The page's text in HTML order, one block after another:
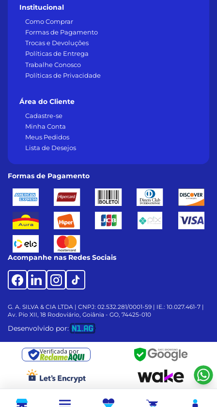
Institucional
Como Comprar
Formas de Pagamento
Trocas e Devoluções
Políticas de Entrega
Trabalhe Conosco
Políticas de Privacidade
Área do Cliente
Cadastre-se
Minha Conta
Meus Pedidos
Lista de Desejos
Formas de Pagamento
Acompanhe nas Redes Sociais
G. A. SILVA & CIA LTDA | CNPJ: 02.532.281/0001-59 | IE.: 10.027.461-7 |
Av. Pio XII, 18 Rodoviário, Goiânia - GO, 74425-010
Desenvolvido por:
Verificada por